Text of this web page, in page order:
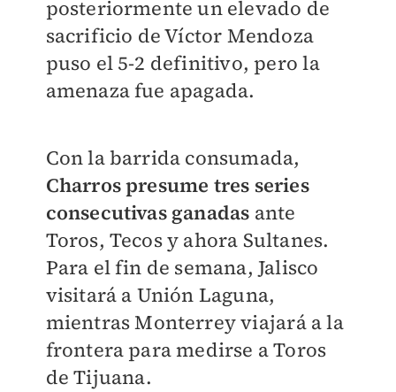
posteriormente un elevado de
sacrificio de Víctor Mendoza
puso el 5-2 definitivo, pero la
amenaza fue apagada.
Con la barrida consumada,
Charros presume tres series
consecutivas ganadas ante
Toros, Tecos y ahora Sultanes.
Para el fin de semana, Jalisco
visitará a Unión Laguna,
mientras Monterrey viajará a la
frontera para medirse a Toros
de Tijuana.